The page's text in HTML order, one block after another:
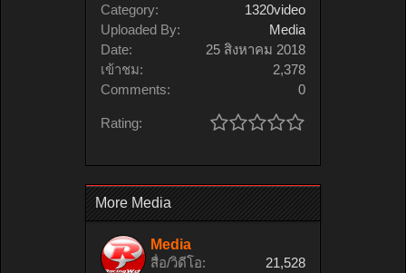
Category:
1320video
Uploaded By:
Media
Date:
25 สิงหาคม 2018
เข้าชม:
2,378
Comments:
0
Rating:
More Media
Media
สื่อ/วิดีโอ:
21,528